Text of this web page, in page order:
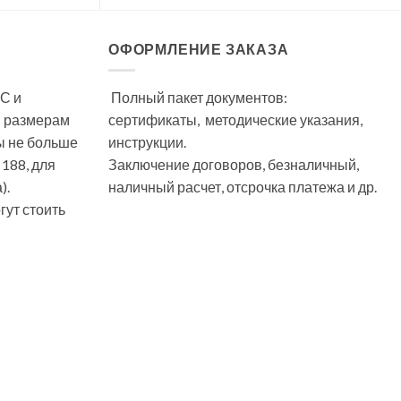
и
размерам
не больше
для
стоить
ОФОРМЛЕНИЕ ЗАКАЗА
Полный пакет документов:
сертификаты, методические указания,
инструкции.
Заключение договоров, безналичный,
наличный расчет, отсрочка платежа и др.